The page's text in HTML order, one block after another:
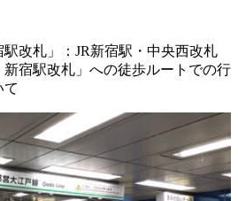
駅改札」：JR新宿駅・中央西改札
宿駅改札」への徒歩ルートでの行
て